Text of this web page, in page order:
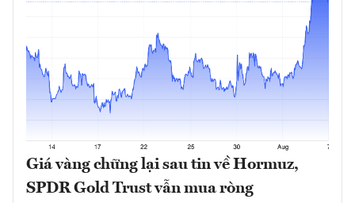
Giá vàng chững lại sau tin về Hormuz,
SPDR Gold Trust vẫn mua ròng